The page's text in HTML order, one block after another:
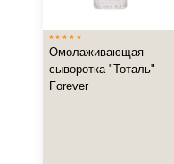
Омолаживающая
сыворотка "Тоталь"
Forever